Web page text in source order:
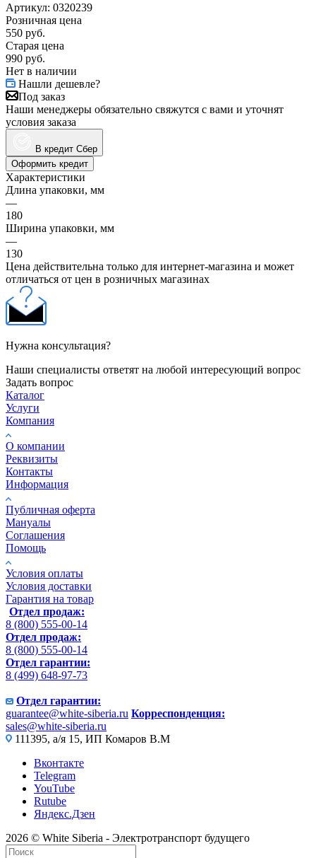
Артикул: 0320239
Розничная цена
550 руб.
Старая цена
990 руб.
Нет в наличии
Нашли дешевле?
Под заказ
Наши менеджеры обязательно свяжутся с вами и уточнят
условия заказа
В кредит Сбер
Оформить кредит
Характеристики
Длина упаковки, мм
—
180
Ширина упаковки, мм
—
130
Цена действительна только для интернет-магазина и может
отличаться от цен в розничных магазинах
Нужна консультация?
Наши специалисты ответят на любой интересующий вопрос
Задать вопрос
Каталог
Услуги
Компания
О компании
Реквизиты
Контакты
Информация
Публичная оферта
Мануалы
Соглашения
Помощь
Условия оплаты
Условия доставки
Гарантия на товар
Отдел продаж:
8 (800) 555-00-14
Отдел продаж:
8 (800) 555-00-14
Отдел гарантии:
8 (499) 648-97-73
Отдел гарантии:
guarantee@white-siberia.ru Корреспонденция:
sales@white-siberia.ru
111395, а/я 15, ИП Комаров В.М
Вконтакте
Telegram
YouTube
Rutube
Яндекс.Дзен
2026 © White Siberia - Электротранспорт будущего